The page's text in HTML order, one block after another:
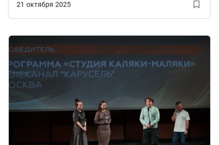
21 октября 2025
14:00.